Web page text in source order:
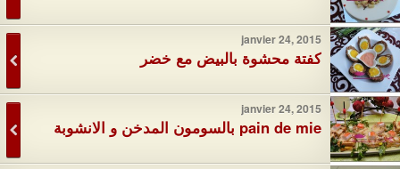
janvier 24, 2015
كفتة محشوة بالبيض مع خضر
janvier 24, 2015
pain de mie بالسومون المدخن و الانشوبة